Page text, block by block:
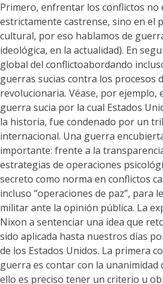
Primero, enfrentar los conflictos no
estrictamente castrense, sino en el
cultural, por eso hablamos de
ideológica, en la actualidad). En
global del conflictoabordando
guerras sucias contra los procesos
revolucionaria. Véase, por ejemplo,
guerra sucia por la cual Estados
la historia, fue condenado por un
internacional. Una guerra
importante: frente a la
estrategias de operaciones
secreto como norma en conflictos
incluso “operaciones de paz”, para
militar ante la opinión pública. La
Nixon a sentenciar una idea que
sido aplicada hasta nuestros días
de los Estados Unidos. La primera
guerra es contar con la unanimidad
ello es preciso tener un criterio u